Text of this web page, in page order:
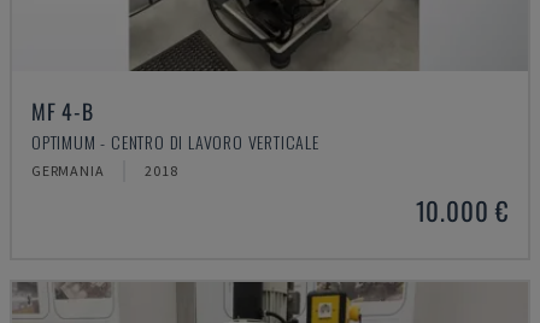
MF 4-B
OPTIMUM - CENTRO DI LAVORO VERTICALE
GERMANIA 2018
10.000 €